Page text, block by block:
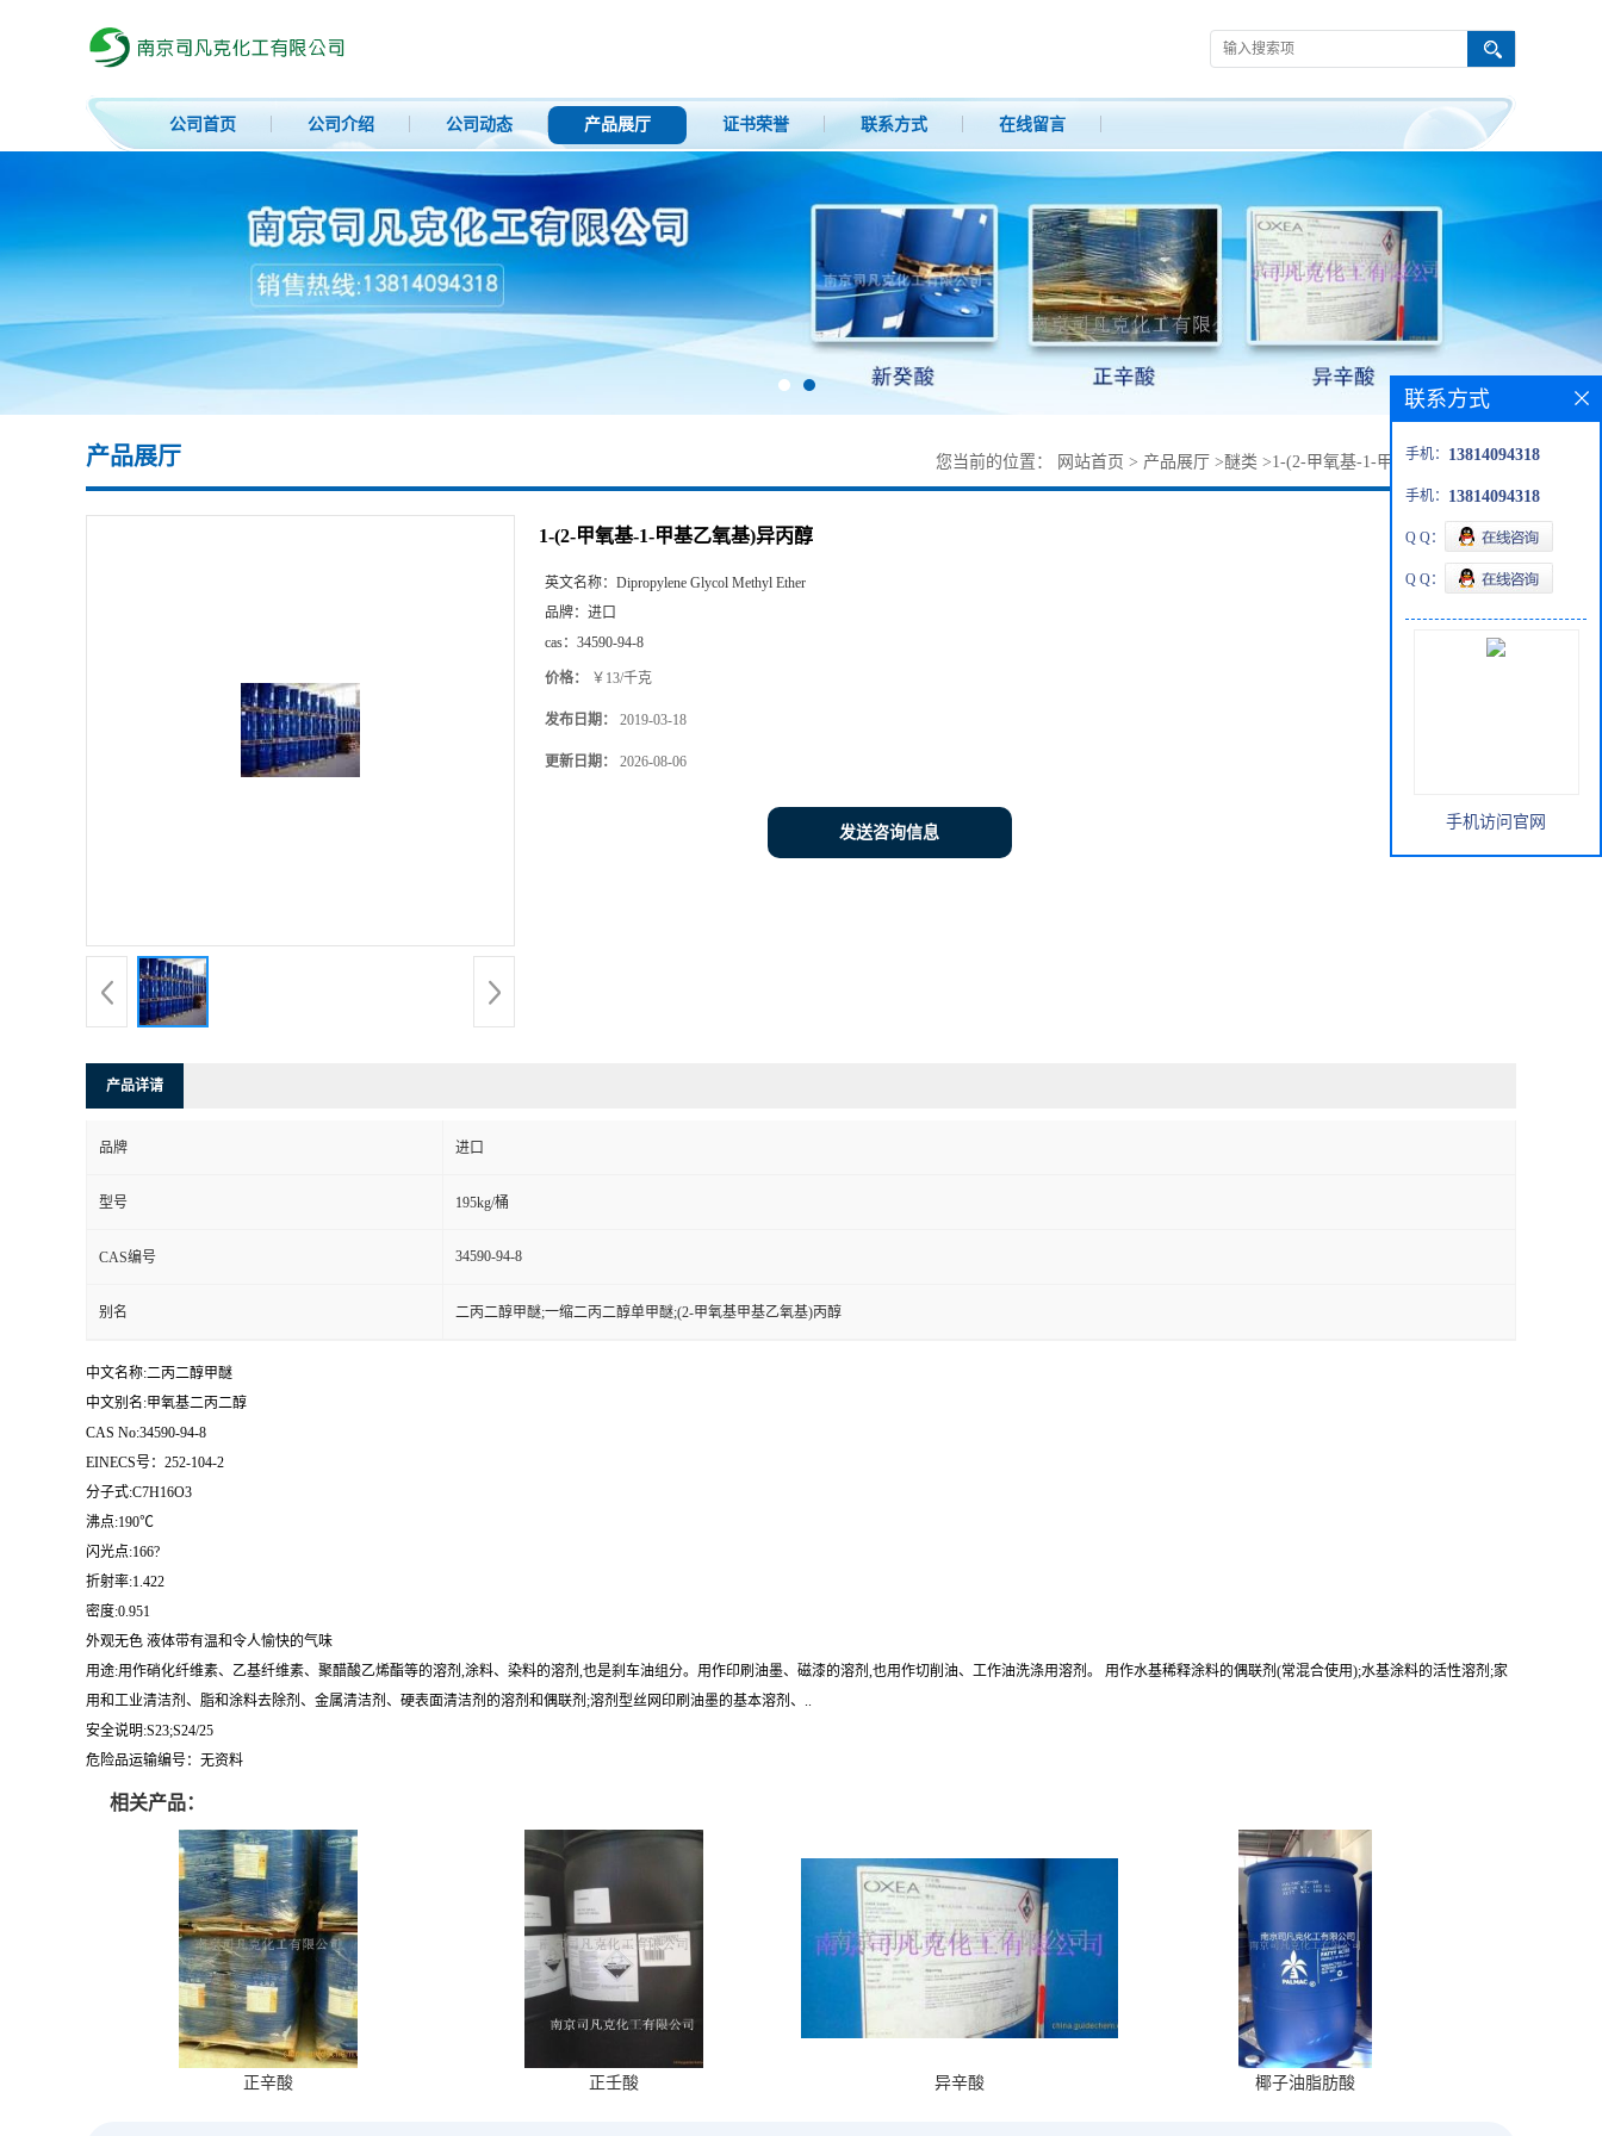
公司首页 公司介绍 公司动态 产品展厅 证书荣誉 联系方式 在线留言
产品展厅 您当前的位置： 网站首页 > 产品展厅 >醚类 >1-(2-甲氧基-1-甲基乙氧基)异丙醇
1-(2-甲氧基-1-甲基乙氧基)异丙醇
英文名称： Dipropylene Glycol Methyl Ether
品牌： 进口
cas： 34590-94-8
价格： ￥13/千克
发布日期： 2019-03-18
更新日期： 2026-08-06
发送咨询信息
产品详请
品牌 进口
型号 195kg/桶
CAS编号 34590-94-8
别名 二丙二醇甲醚;一缩二丙二醇单甲醚;(2-甲氧基甲基乙氧基)丙醇
中文名称:二丙二醇甲醚
中文别名:甲氧基二丙二醇
CAS No:34590-94-8
EINECS号：252-104-2
分子式:C7H16O3
沸点:190℃
闪光点:166?
折射率:1.422
密度:0.951
外观无色 液体带有温和令人愉快的气味
用途:用作硝化纤维素、乙基纤维素、聚醋酸乙烯酯等的溶剂,涂料、染料的溶剂,也是刹车油组分。用作印刷油墨、磁漆的溶剂,也用作切削油、工作油洗涤用溶剂。 用作水基稀释涂料的偶联剂(常混合使用);水基涂料的活性溶剂;家
用和工业清洁剂、脂和涂料去除剂、金属清洁剂、硬表面清洁剂的溶剂和偶联剂;溶剂型丝网印刷油墨的基本溶剂、..
安全说明:S23;S24/25
危险品运输编号：无资料
相关产品：
正辛酸 正壬酸 异辛酸 椰子油脂肪酸
联系方式
手机： 13814094318
手机： 13814094318
Q Q：
Q Q：
手机访问官网